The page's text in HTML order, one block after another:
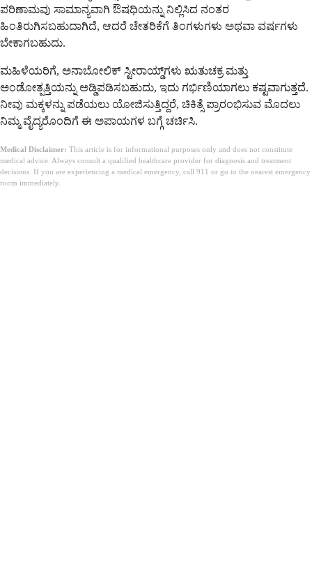
ಪರಿಣಾಮವು ಸಾಮಾನ್ಯವಾಗಿ ಔಷಧಿಯನ್ನು ನಿಲ್ಲಿಸಿದ ನಂತರ
ಹಿಂತಿರುಗಿಸಬಹುದಾಗಿದೆ, ಆದರೆ ಚೇತರಿಕೆಗೆ ತಿಂಗಳುಗಳು ಅಥವಾ ವರ್ಷಗಳು
ಬೇಕಾಗಬಹುದು.
ಮಹಿಳೆಯರಿಗೆ, ಅನಾಬೋಲಿಕ್ ಸ್ಟೀರಾಯ್ಡ್‌ಗಳು ಋತುಚಕ್ರ ಮತ್ತು
ಅಂಡೋತ್ಪತ್ತಿಯನ್ನು ಅಡ್ಡಿಪಡಿಸಬಹುದು, ಇದು ಗರ್ಭಿಣಿಯಾಗಲು ಕಷ್ಟವಾಗುತ್ತದೆ.
ನೀವು ಮಕ್ಕಳನ್ನು ಪಡೆಯಲು ಯೋಜಿಸುತ್ತಿದ್ದರೆ, ಚಿಕಿತ್ಸೆ ಪ್ರಾರಂಭಿಸುವ ಮೊದಲು
ನಿಮ್ಮ ವೈದ್ಯರೊಂದಿಗೆ ಈ ಅಪಾಯಗಳ ಬಗ್ಗೆ ಚರ್ಚಿಸಿ.
Medical Disclaimer: This article is for informational purposes only and does not constitute
medical advice. Always consult a qualified healthcare provider for diagnosis and treatment
decisions. If you are experiencing a medical emergency, call 911 or go to the nearest emergency
room immediately.